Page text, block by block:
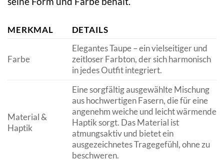
MERKMAL DETAILS
Farbe
Elegantes Taupe – ein vielseitiger und
zeitloser Farbton, der sich harmonisch
in jedes Outfit integriert.
Material &
Haptik
Eine sorgfältig ausgewählte Mischung
aus hochwertigen Fasern, die für eine
angenehm weiche und leicht wärmende
Haptik sorgt. Das Material ist
atmungsaktiv und bietet ein
ausgezeichnetes Tragegefühl, ohne zu
beschweren.